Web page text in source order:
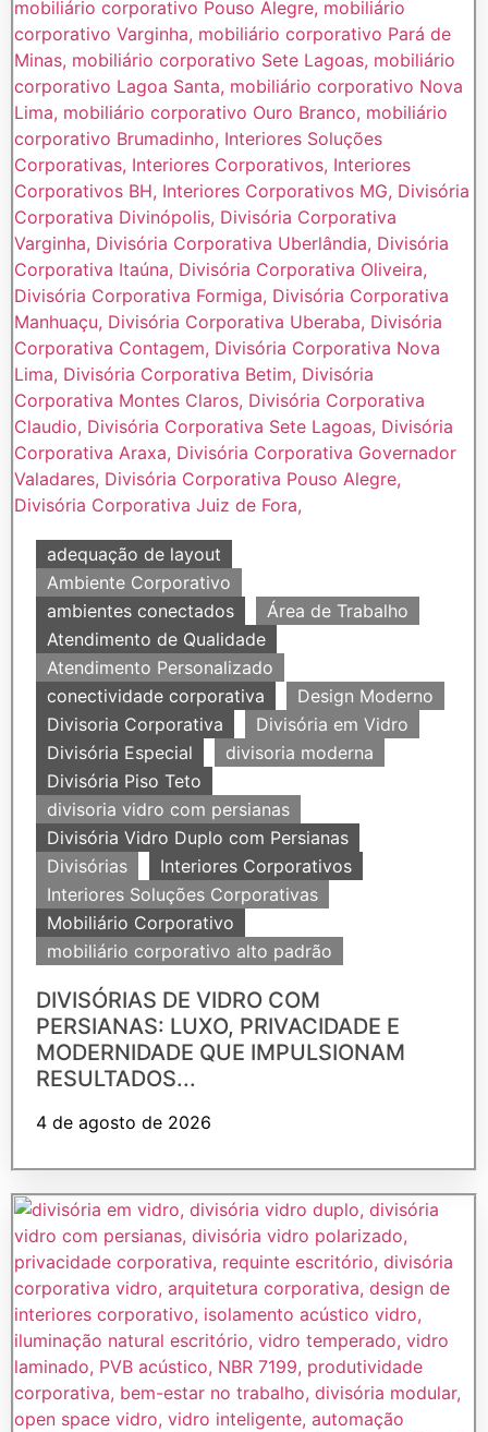
adequação de layout
Ambiente Corporativo
ambientes conectados
Área de Trabalho
Atendimento de Qualidade
Atendimento Personalizado
conectividade corporativa
Design Moderno
Divisoria Corporativa
Divisória em Vidro
Divisória Especial
divisoria moderna
Divisória Piso Teto
divisoria vidro com persianas
Divisória Vidro Duplo com Persianas
Divisórias
Interiores Corporativos
Interiores Soluções Corporativas
Mobiliário Corporativo
mobiliário corporativo alto padrão
DIVISÓRIAS DE VIDRO COM
PERSIANAS: LUXO, PRIVACIDADE E
MODERNIDADE QUE IMPULSIONAM
RESULTADOS...
4 de agosto de 2026